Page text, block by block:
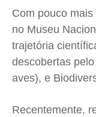
Com pouco
no Museu
trajetória
descobertas
aves), e
Recentemente,